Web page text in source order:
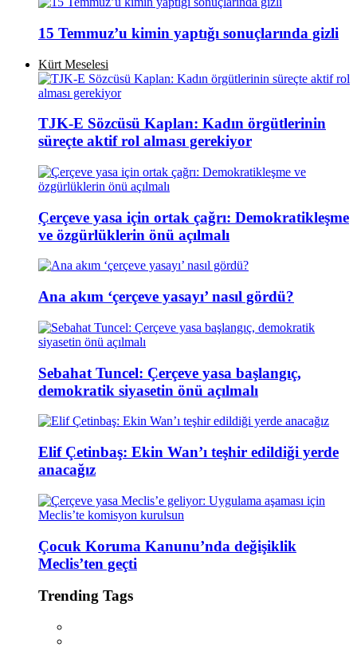
15 Temmuz’u kimin yaptığı sonuçlarında gizli
Kürt Meselesi
TJK-E Sözcüsü Kaplan: Kadın örgütlerinin
süreçte aktif rol alması gerekiyor
Çerçeve yasa için ortak çağrı: Demokratikleşme
ve özgürlüklerin önü açılmalı
Ana akım ‘çerçeve yasayı’ nasıl gördü?
Sebahat Tuncel: Çerçeve yasa başlangıç,
demokratik siyasetin önü açılmalı
Elif Çetinbaş: Ekin Wan’ı teşhir edildiği yerde
anacağız
Çocuk Koruma Kanunu’nda değişiklik
Meclis’ten geçti
Trending Tags